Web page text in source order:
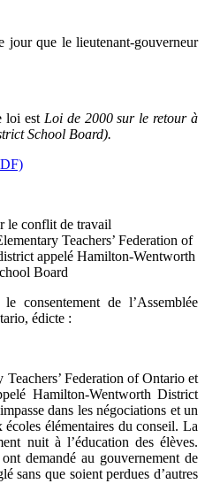
jour que le lieutenant-gouverneur
loi est Loi de 2000 sur le retour à
School Board).
le conflit de travail
Teachers’ Federation of
appelé Hamilton-Wentworth
Board
consentement de l’Assemblée
édicte :
Federation of Ontario et
Hamilton-Wentworth District
dans les négociations et un
élémentaires du conseil. La
nuit à l’éducation des élèves.
demandé au gouvernement de
sans que soient perdues d’autres